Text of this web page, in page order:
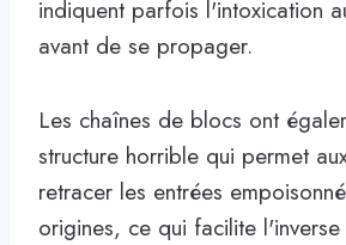
indiquent parfois l'intoxication
avant de se propager.
Les chaînes de blocs ont
structure horrible qui permet
retracer les entrées
origines, ce qui facilite